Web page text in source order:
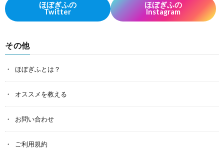
ほぼぎふの
Twitter
ほぼぎふの
Instagram
その他
ほぼぎふとは？
オススメを教える
お問い合わせ
ご利用規約